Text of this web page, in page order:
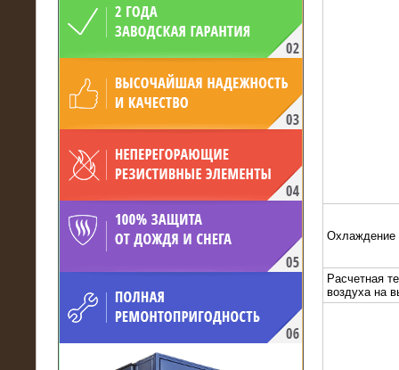
произведён высоковольтный
нагрузочный комплекс 24 МВт с
напряжением 6/10 кВ
15.04.2017
Нагрузочный комплекс 16 МВт с
Охлаждение
Расчетная
воздуха на